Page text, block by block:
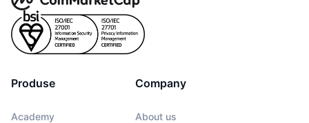
Produse
Academy
Company
About us